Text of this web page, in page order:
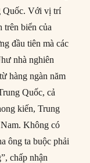
Quốc. Với vị trí
trên biển của
đầu tiên mà các
nhà nghiên
hàng ngàn năm
Quốc, cả
kiến, Trung
Không có
ông ta buộc phải
chấp nhận